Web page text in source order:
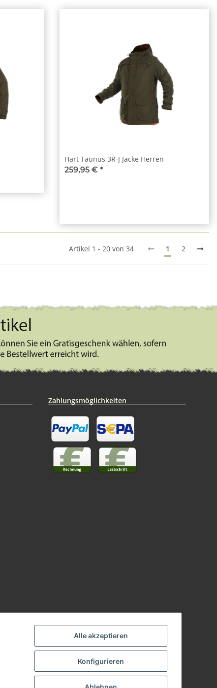
Alle akzeptieren
Konfigurieren
Hart Taunus 3R-J Jacke Herren
259,95 € *
Artikel 1 - 20 von 34 1 2
Zahlungsmöglichkeiten